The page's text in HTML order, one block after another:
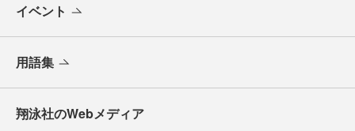
イベント
用語集
翔泳社のWebメディア